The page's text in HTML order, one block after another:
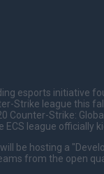
esports initiative
Strike league this
Counter-Strike:
league officially
be hosting a
from the open